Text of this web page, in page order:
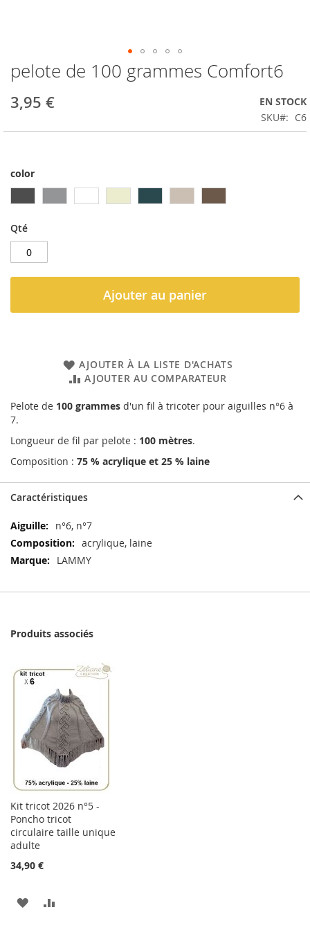
Passer
au
début
de
pelote de 100 grammes Comfort6
3,95 €
EN STOCK
SKU
C6
color
Qté
Ajouter au panier
AJOUTER À LA LISTE D'ACHATS
AJOUTER AU COMPARATEUR
Pelote de 100 grammes d'un fil à tricoter pour aiguilles n°6 à
7.
Longueur de fil par pelote : 100 mètres.
Composition : 75 % acrylique et 25 % laine
Caractéristiques
Caractéristiques
n°6, n°7
acrylique, laine
LAMMY
Produits associés
Kit tricot 2026 n°5 -
Poncho tricot
circulaire taille unique
adulte
34,90 €
AJOUTER